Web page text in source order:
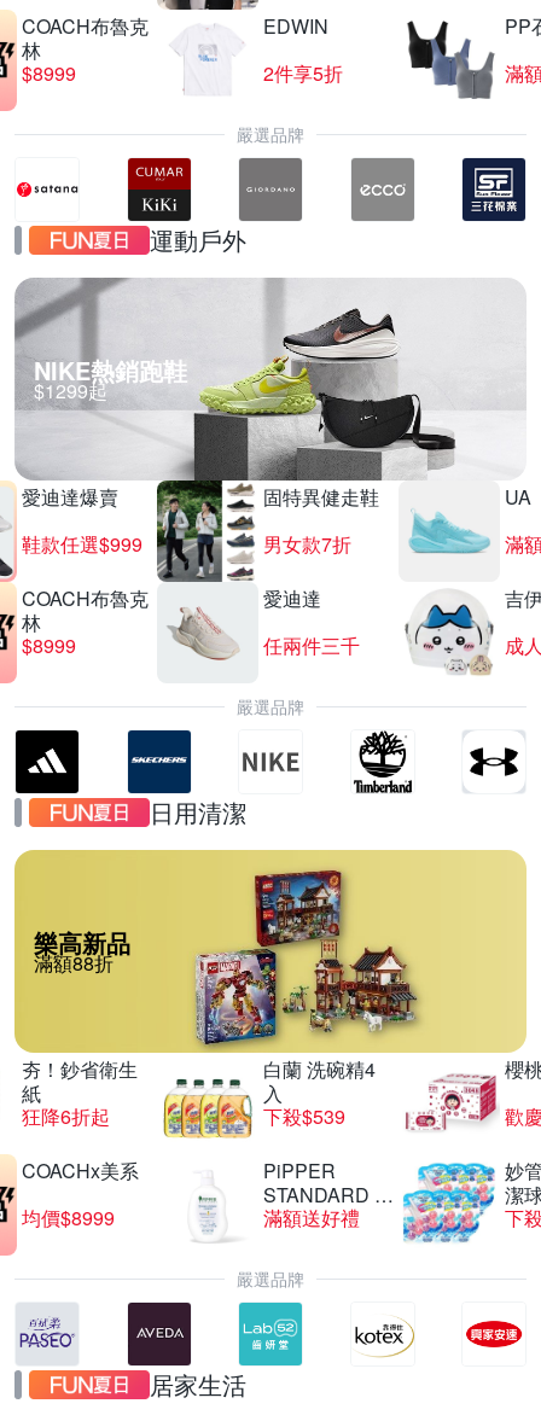
COACH布魯克
林
$8999
EDWIN
2件享5折
PP
滿
嚴選品牌
運動戶外
NIKE熱銷跑鞋
$1299起
愛迪達爆賣
鞋款任選$999
固特異健走鞋
男女款7折
UA
滿
COACH布魯克
林
$8999
愛迪達
任兩件三千
吉
嚴選品牌
日用清潔
樂高新品
滿額88折
夯！鈔省衛生
紙
狂降6折起
白蘭 洗碗精4
入
下殺$539
櫻
歡
COACHx美系
均價$8999
PiPPER
STANDARD 沛
柏
滿額送好禮
妙
潔
下
嚴選品牌
居家生活